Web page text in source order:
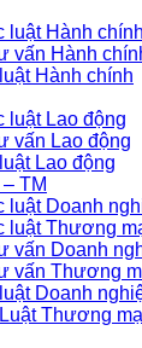
luật Hành chính
vấn Hành
Hành chính
luật Lao động
vấn Lao động
Lao động
TM
luật Doanh
luật Thương
vấn Doanh
vấn Thương
Doanh
Thương